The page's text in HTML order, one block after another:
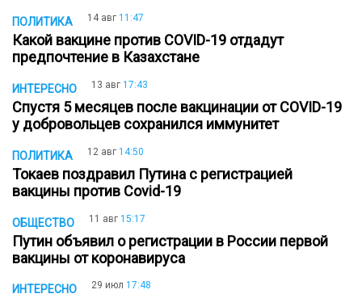
ПОЛИТИКА 14 авг 11:47
Какой вакцине против COVID-19 отдадут
предпочтение в Казахстане
ИНТЕРЕСНО 13 авг 17:43
Спустя 5 месяцев после вакцинации от COVID-19
у добровольцев сохранился иммунитет
ПОЛИТИКА 12 авг 14:50
Токаев поздравил Путина с регистрацией
вакцины против Covid-19
ОБЩЕСТВО 11 авг 15:17
Путин объявил о регистрации в России первой
вакцины от коронавируса
ИНТЕРЕСНО 29 июл 17:48